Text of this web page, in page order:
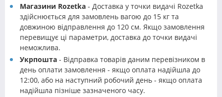
Магазини Rozetka - Доставка у точки видачі Rozetka
здійснюється для замовлень вагою до 15 кг та
довжиною відправлення до 120 см. Якщо замовлення
перевищує ці параметри, доставка до точки видачі
неможлива.
Укрпошта - Відправка товарів даним перевізником в
день оплати замовлення - якщо оплата надійшла до
12:00, або на наступний робочий день - якщо оплата
надійшла пізніше зазначеного часу.